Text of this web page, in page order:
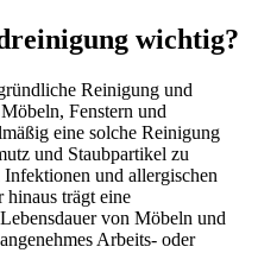
wichtig?
Reinigung und
Fenstern und
eine solche Reinigung
und Staubpartikel zu
und allergischen
trägt eine
von Möbeln und
Arbeits- oder